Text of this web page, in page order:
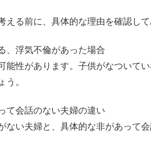
る前に、具体的な理由を確認して
、浮気不倫があった場合
能性があります。子供がなついて
う。
て会話のない夫婦の違い
ない夫婦と、具体的な非があって